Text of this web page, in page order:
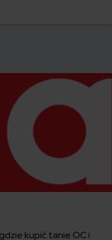
szereg zajmując się
kupić tanie OC i